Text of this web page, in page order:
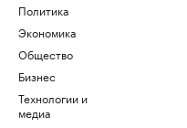
Политика
Экономика
Общество
Бизнес
Технологии и
медиа